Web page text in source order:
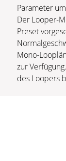
Parameter
Der Looper-
Preset
Mono-
zur
des Loopers